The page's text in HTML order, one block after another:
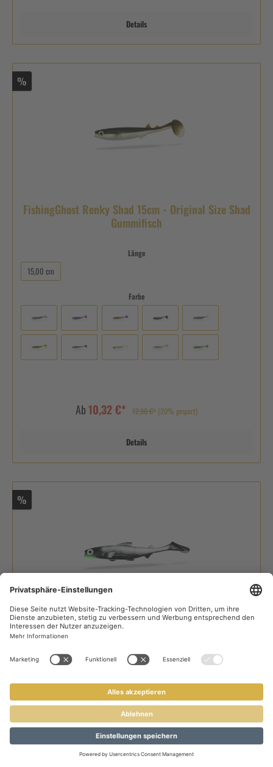
Details
%
FishingGhost Renky Shad 15cm - Original Size Shad
Gummifisch
Länge
15,00 cm
Farbe
Ab10,32 €* 12,90 €* (20% gespart)
Details
%
FishingGhost Renky Shad 22cm - Big Shad Renky
Farbe